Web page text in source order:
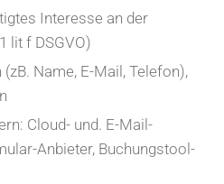
Interesse an der
lit f DSGVO)
Name, E-Mail, Telefon),
Cloud- und. E-Mail-
Anbieter, Buchungstool-